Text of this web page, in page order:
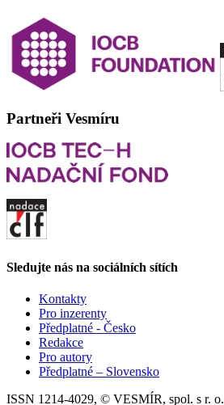
Partneři Vesmíru
Sledujte nás na sociálních sítích
Kontakty
Pro inzerenty
Předplatné - Česko
Redakce
Pro autory
Předplatné – Slovensko
ISSN 1214-4029, © VESMÍR, spol. s r. o.